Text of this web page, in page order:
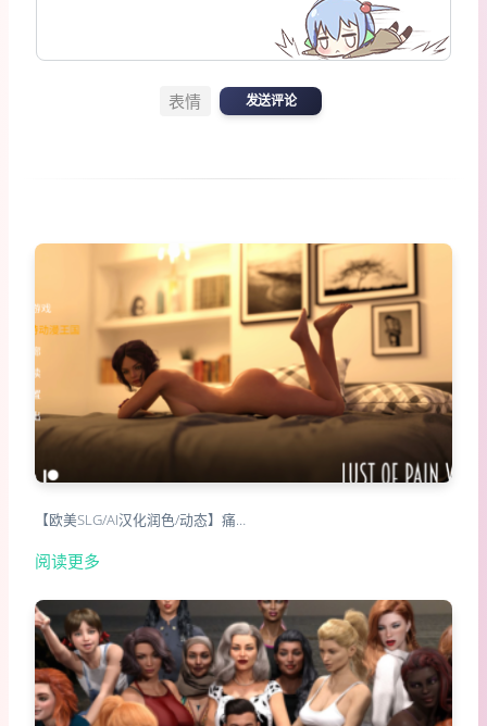
表情 发送评论
【欧美SLG/AI汉化润色/动态】痛…
阅读更多